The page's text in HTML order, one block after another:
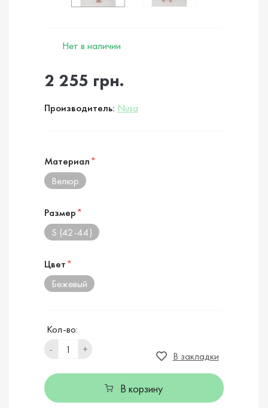
Нет в наличии
2 255 грн.
Производитель: Nusa
Материал*
Велюр
Размер*
S (42-44)
Цвет*
Бежевый
Кол-во:
-
+
В закладки
В корзину